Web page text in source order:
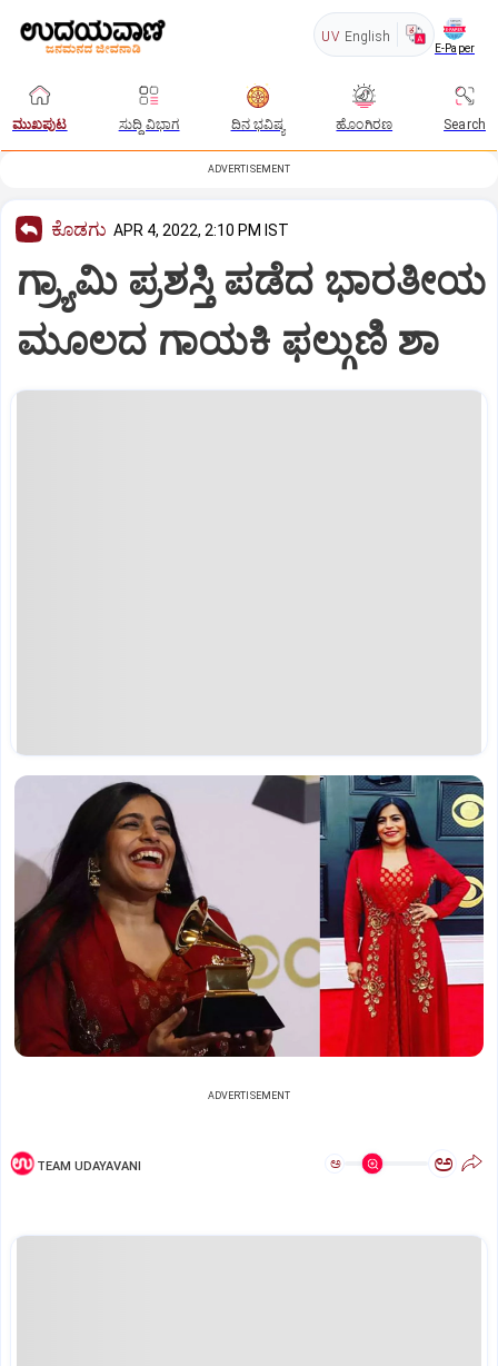
UV English
E-Paper
ಮುಖಪುಟ ಸುದ್ದಿ ವಿಭಾಗ ದಿನ ಭವಿಷ್ಯ ಹೊಂಗಿರಣ Search
ADVERTISEMENT
ಕೊಡಗು APR 4, 2022, 2:10 PM IST
ಗ್ರ್ಯಾಮಿ ಪ್ರಶಸ್ತಿ ಪಡೆದ ಭಾರತೀಯ
ಮೂಲದ ಗಾಯಕಿ ಫಲ್ಗುಣಿ ಶಾ
ADVERTISEMENT
TEAM UDAYAVANI ಅ ಅ